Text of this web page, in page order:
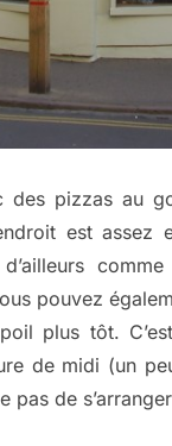
pizzas au
est
pouvez
plus tôt.
de midi (un
pas de